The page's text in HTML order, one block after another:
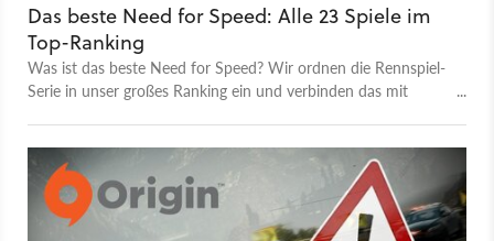
Das beste Need for Speed: Alle 23 Spiele im
Top-Ranking
Was ist das beste Need for Speed? Wir ordnen die Rennspiel-
Serie in unser großes Ranking ein und verbinden das mit